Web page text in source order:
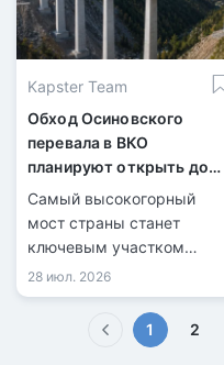
Kapster Team
Обход Осиновского
перевала в ВКО
планируют открыть до
конца 2026 года
Самый высокогорный
мост страны станет
ключевым участком
новой трассы.
28 июл. 2026
1 (текущая)
2